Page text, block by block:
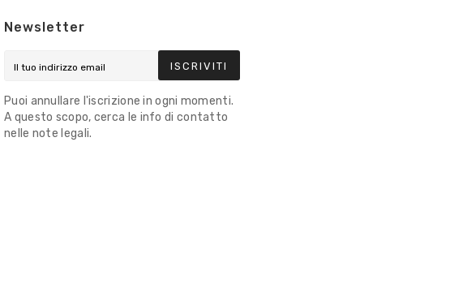
Newsletter
ISCRIVITI
Puoi annullare l'iscrizione in ogni momenti.
A questo scopo, cerca le info di contatto
nelle note legali.